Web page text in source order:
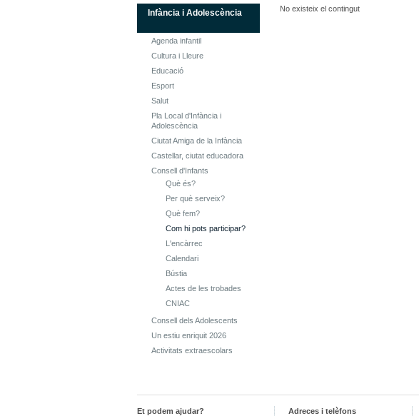
Infància i Adolescència
Agenda infantil
Cultura i Lleure
Educació
Esport
Salut
Pla Local d'Infància i
Adolescència
Ciutat Amiga de la Infància
Castellar, ciutat educadora
Consell d'Infants
Què és?
Per què serveix?
Què fem?
Com hi pots participar?
L'encàrrec
Calendari
Bústia
Actes de les trobades
CNIAC
Consell dels Adolescents
Un estiu enriquit 2026
Activitats extraescolars
No existeix el contingut
Et podem ajudar? Adreces i telèfons